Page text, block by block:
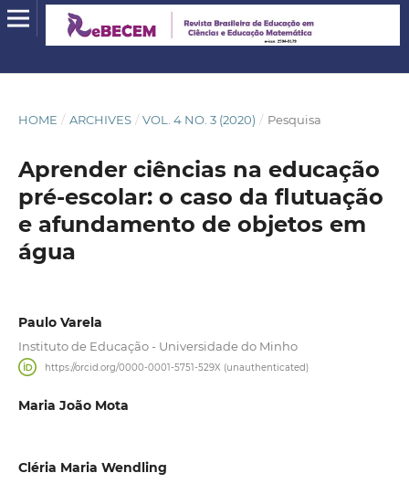
HOME / ARCHIVES / VOL. 4 NO. 3 (2020) / Pesquisa
Aprender ciências na educação
pré-escolar: o caso da flutuação
e afundamento de objetos em
água
Paulo Varela
Instituto de Educação - Universidade do Minho
https://orcid.org/0000-0001-5751-529X (unauthenticated)
Maria João Mota
Cléria Maria Wendling